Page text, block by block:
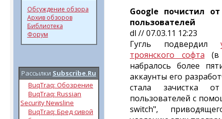
Обсуждение обзора
Архив обзоров
Библиотека
Форум
Рассылки Subscribe.Ru
BuqTraq: Обозрение
BuqTraq: Russian
Security Newsline
BuqTraq: Бред сивой
Google почистил
пользователей
dl // 07.03.11 12:23
Гугль подвердил
троянского софта (в
набралось более
аккаунты его
стала зачистка
пользователей с
switch",